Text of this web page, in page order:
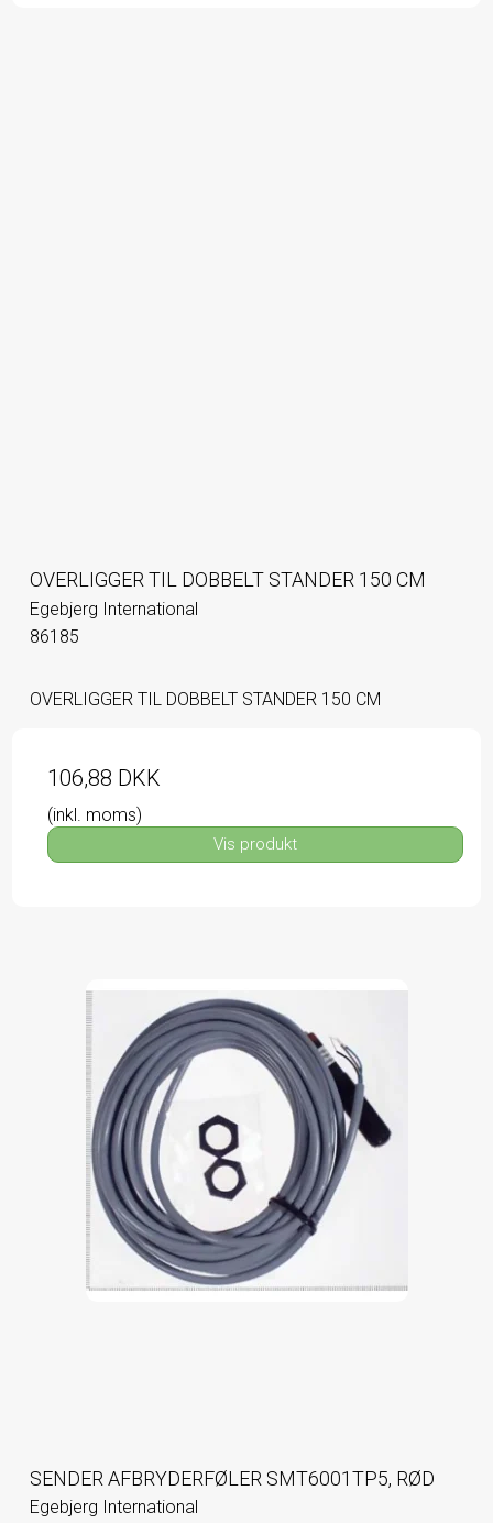
OVERLIGGER TIL DOBBELT STANDER 150 CM
Egebjerg International
86185
OVERLIGGER TIL DOBBELT STANDER 150 CM
106,88 DKK
(inkl. moms)
Vis produkt
SENDER AFBRYDERFØLER SMT6001TP5, RØD
Egebjerg International